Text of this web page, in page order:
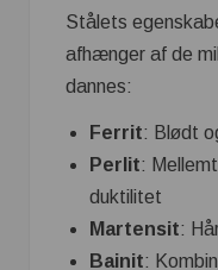
Stålets
afhænger af de
dannes:
Ferrit: Blødt
Perlit:
duktilitet
Martensit:
Bainit: